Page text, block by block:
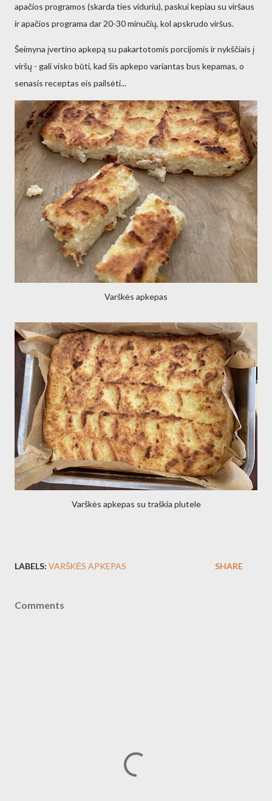
apačios programos (skarda ties viduriu), paskui kepiau su viršaus
ir apačios programa dar 20-30 minučių, kol apskrudo viršus.
Šeimyna įvertino apkepą su pakartotomis porcijomis ir nykščiais į
viršų - gali visko būti, kad šis apkepo variantas bus kepamas, o
senasis receptas eis pailsėti...
Varškės apkepas
Varškės apkepas su traškia plutele
LABELS: VARŠKĖS APKEPAS SHARE
Comments